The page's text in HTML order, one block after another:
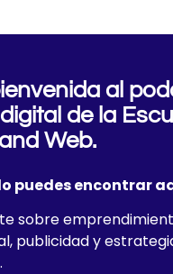
al
de la
Web.
puedes encontrar
sobre
publicidad y